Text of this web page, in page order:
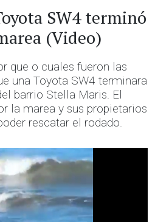
SW4 terminó
(Video)
que o cuales fueron las
una Toyota SW4 terminara
barrio Stella Maris. El
la marea y sus propietarios
rescatar el rodado.